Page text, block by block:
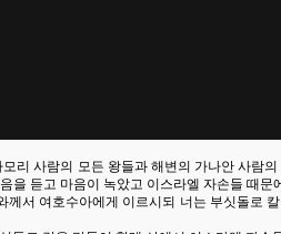
리 사람의 모든 왕들과 해변의 가나안 사람
을 듣고 마음이 녹았고 이스라엘 자손들 때문
께서 여호수아에게 이르시되 너는 부싯돌로